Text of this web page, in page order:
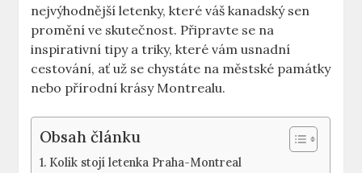
nejvýhodnější letenky, které váš kanadský sen
promění ve skutečnost. Připravte se na
inspirativní tipy a triky, které vám usnadní
cestování, ať už se chystáte na městské památky
nebo přírodní krásy Montrealu.
Obsah článku
Kolik stojí letenka Praha-Montreal